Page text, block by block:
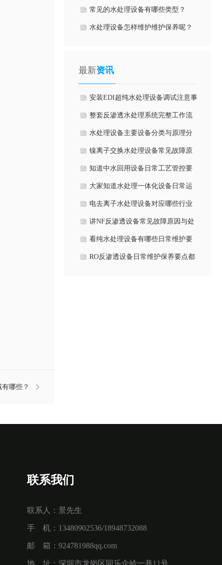
哪些？
常见的水处理设备有哪些类型？
水处理设备怎样维护维护保养呢？
最新资讯
安装EDI超纯水处理设备调试注意事
项有哪些方面？
整套反渗透水处理系统完整工作流
程原理是什么？
水处理设备主要设备分类与原理分
别是什么？
镍离子交换水处理设备常见故障原
因与解决方案是什么？
知道中水回用设备日常工艺管控要
点是什么吗？
大家知道水处理一体化设备日常运
维要点有哪些吗？
电去离子水处理设备对应哪些行业
应用呢？
讲NF反渗透设备常见故障原因与处
理方案有哪些？
看纯水处理设备有哪些日常维护要
点？
RO反渗透设备日常维护保养要点都
联系我们
联系人：景先生
手 机：13480902536/18948732088
邮 箱：924781988qq.com
地 址：深圳市龙岗区同乐企岭一巷11号